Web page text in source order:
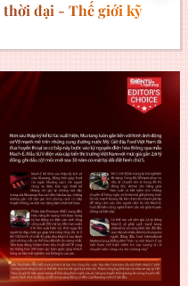
đại - Thế giới kỹ